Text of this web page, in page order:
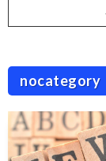
nocategory